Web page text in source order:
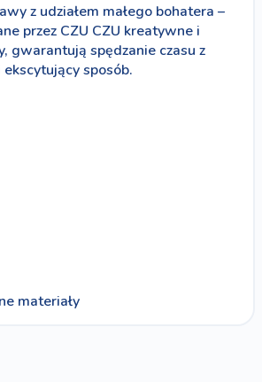
z udziałem małego bohatera –
przez CZU CZU kreatywne i
gwarantują spędzanie czasu z
sposób.
materiały